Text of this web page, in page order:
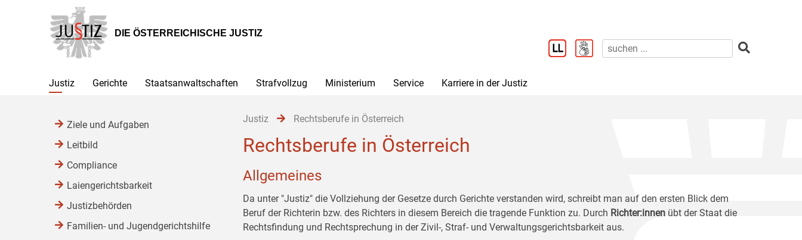
Hauptnavigation
[1]
Inhalt
[2]
Untermenü
[3]
DIE ÖSTERREICHISCHE JUSTIZ
Justiz Gerichte Staatsanwaltschaften Strafvollzug Ministerium Service Karriere in der Justiz
Justiz Rechtsberufe in Österreich
Rechtsberufe in Österreich
Allgemeines
Da unter "Justiz" die Vollziehung der Gesetze durch Gerichte verstanden wird, schreibt man auf den ersten Blick dem
Beruf der Richterin bzw. des Richters in diesem Bereich die tragende Funktion zu. Durch Richter:innen übt der Staat die
Rechtsfindung und Rechtsprechung in der Zivil-, Straf- und Verwaltungsgerichtsbarkeit aus.
Ziele und Aufgaben
Leitbild
Compliance
Laiengerichtsbarkeit
Justizbehörden
Familien- und Jugendgerichtshilfe